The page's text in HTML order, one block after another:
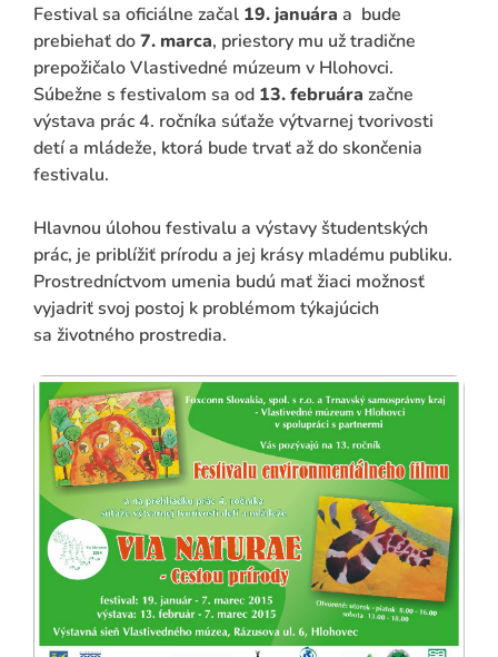
Festival sa oficiálne začal 19. januára a bude
prebiehať do7. marca, priestory mu už tradične
prepožičalo Vlastivedné múzeum v Hlohovci.
Súbežne s festivalom sa od 13. februára začne
výstava prác 4. ročníka súťaže výtvarnej tvorivosti
detí a mládeže, ktorá bude trvať až do skončenia
festivalu.
Hlavnou úlohou festivalu a výstavy študentských
prác, je priblížiť prírodu a jej krásy mladému publiku.
Prostredníctvom umenia budú mať žiaci možnosť
vyjadriť svoj postoj k problémom týkajúcich
sa životného prostredia.